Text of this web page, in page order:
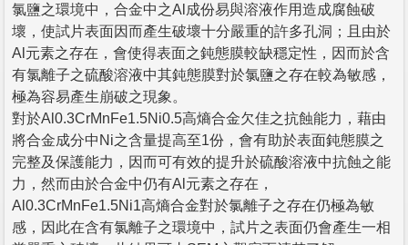
氯鹽之環境中，合金中之Al成份易與溶液作用造成腐蝕破
壞，使試片表面因而產生破壞十分嚴重的許多孔洞；且由於
Al元素之存在，會使得表面之鈍態膜較缺穩定性，因而於含
有氯離子之硫酸溶液中其鈍態膜對於氯鹽之存在較為敏感，
極為容易產生崩破之現象。
對於Al0.3CrMnFe1.5Ni0.5高熵合金欠佳之抗蝕能力，藉由
將合金成分中Ni之含量提高至1份，會有助於表面鈍態膜之
完整及保護能力，因而可有效的提升於硫酸溶液中抗蝕之能
力，然而由於合金中仍有Al元素之存在，
Al0.3CrMnFe1.5Ni1高熵合金對於氯離子之存在仍極為敏
感，因此在含有氯離子之環境中，試片之表面仍會產生一相